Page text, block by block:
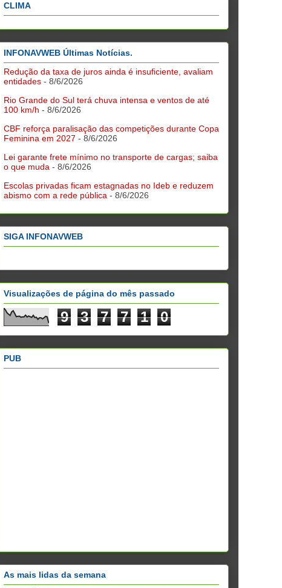
CLIMA
INFONAVWEB Últimas Notícias.
Redução da taxa de juros ainda é insuficiente, avaliam
entidades - 8/6/2026
Rio Grande do Sul terá chuva intensa e ventos de até
100 km/h - 8/6/2026
CBF reforça paralisação das competições durante Copa
Feminina em 2027 - 8/6/2026
Lei garante frete mínimo no transporte de cargas; saiba
o que muda - 8/6/2026
Escolas privadas ficam estagnadas no Ideb e reduzem
abismo com a rede pública - 8/6/2026
SIGA INFONAVWEB
Visualizações de página do mês passado
9 3 7 7 1 0
PUB
As mais lidas da semana